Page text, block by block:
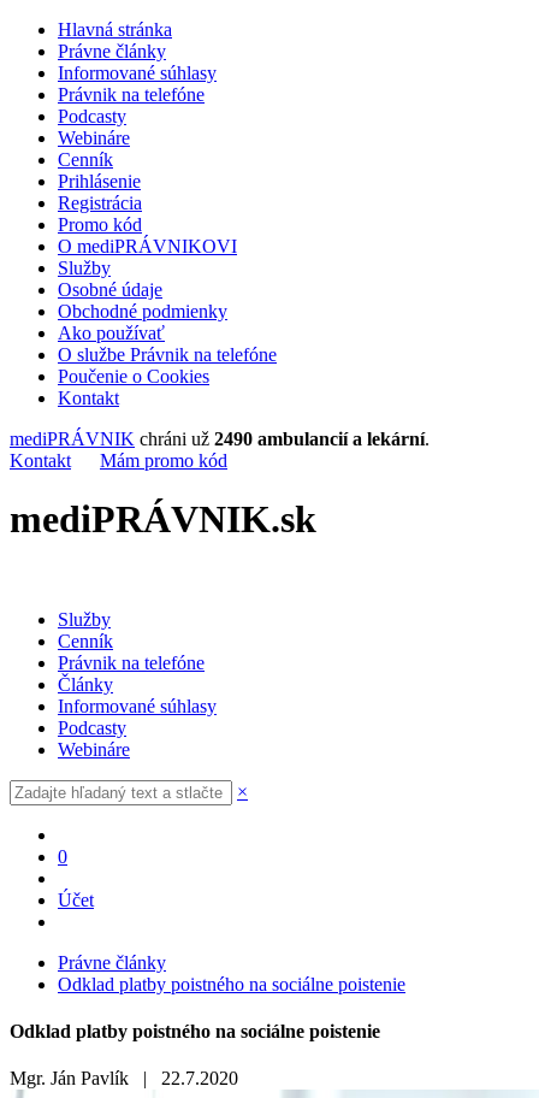
Hlavná stránka
Právne články
Informované súhlasy
Právnik na telefóne
Podcasty
Webináre
Cenník
Prihlásenie
Registrácia
Promo kód
O mediPRÁVNIKOVI
Služby
Osobné údaje
Obchodné podmienky
Ako používať
O službe Právnik na telefóne
Poučenie o Cookies
Kontakt
mediPRÁVNIK chráni už 2490 ambulancií a lekární.
Kontakt
Mám promo kód
mediPRÁVNIK.sk
Služby
Cenník
Právnik na telefóne
Články
Informované súhlasy
Podcasty
Webináre
×
0
Účet
Právne články
Odklad platby poistného na sociálne poistenie
Odklad platby poistného na sociálne poistenie
Mgr. Ján Pavlík | 22.7.2020